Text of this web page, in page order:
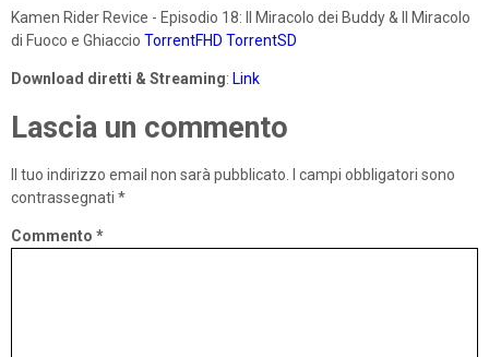
Kamen Rider Revice - Episodio 18: Il Miracolo dei Buddy & Il Miracolo
di Fuoco e Ghiaccio TorrentFHD TorrentSD
Download diretti & Streaming: Link
Lascia un commento
Il tuo indirizzo email non sarà pubblicato.
I campi obbligatori sono
contrassegnati *
Commento *